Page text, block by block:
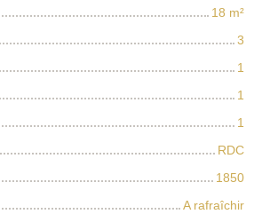
18 m²
3
1
1
1
RDC
1850
A rafraîchir